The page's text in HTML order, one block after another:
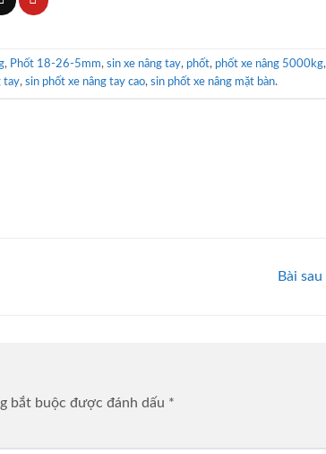
, Phốt 18-26-5mm, sin xe nâng tay, phốt, phốt xe nâng 5000kg,
tay, sin phốt xe nâng tay cao, sin phốt xe nâng mặt bàn.
Bài sau
bắt buộc được đánh dấu *